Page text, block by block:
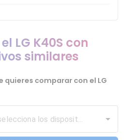
LG K40S con
similares
quieres comparar con el LG